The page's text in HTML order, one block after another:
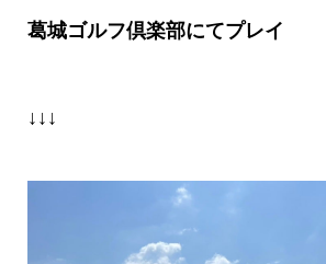
葛城ゴルフ倶楽部にてプレイ
↓↓↓